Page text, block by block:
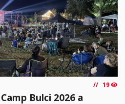
19
Bulci 2026 a